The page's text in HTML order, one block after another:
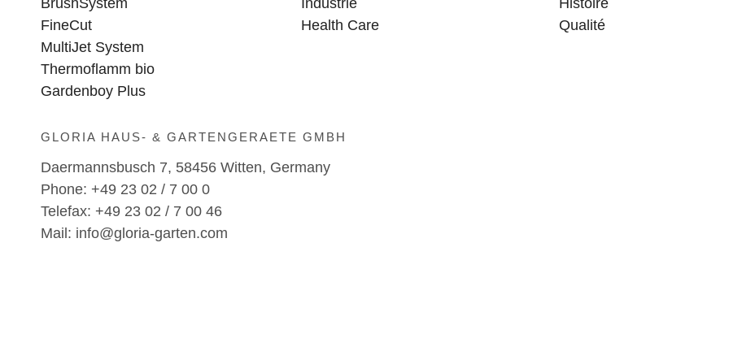
FineCut
MultiJet System
Thermoflamm bio
Gardenboy Plus
Health Care
Qualité
GLORIA HAUS- & GARTENGERAETE GMBH
Daermannsbusch 7, 58456 Witten, Germany
Phone: +49 23 02 / 7 00 0
Telefax: +49 23 02 / 7 00 46
Mail: info@gloria-garten.com